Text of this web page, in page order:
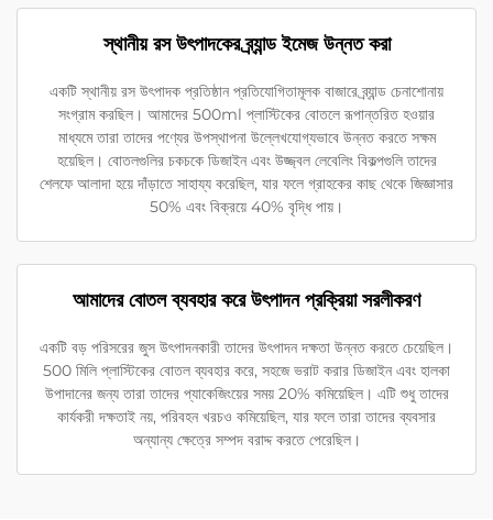
স্থানীয় রস উৎপাদকের ব্র্যান্ড ইমেজ উন্নত করা
একটি স্থানীয় রস উৎপাদক প্রতিষ্ঠান প্রতিযোগিতামূলক বাজারে ব্র্যান্ড চেনাশোনায়
সংগ্রাম করছিল। আমাদের 500ml প্লাস্টিকের বোতলে রূপান্তরিত হওয়ার
মাধ্যমে তারা তাদের পণ্যের উপস্থাপনা উল্লেখযোগ্যভাবে উন্নত করতে সক্ষম
হয়েছিল। বোতলগুলির চকচকে ডিজাইন এবং উজ্জ্বল লেবেলিং বিকল্পগুলি তাদের
শেলফে আলাদা হয়ে দাঁড়াতে সাহায্য করেছিল, যার ফলে গ্রাহকের কাছ থেকে জিজ্ঞাসার
50% এবং বিক্রয়ে 40% বৃদ্ধি পায়।
আমাদের বোতল ব্যবহার করে উৎপাদন প্রক্রিয়া সরলীকরণ
একটি বড় পরিসরের জুস উৎপাদনকারী তাদের উৎপাদন দক্ষতা উন্নত করতে চেয়েছিল।
500 মিলি প্লাস্টিকের বোতল ব্যবহার করে, সহজে ভরাট করার ডিজাইন এবং হালকা
উপাদানের জন্য তারা তাদের প্যাকেজিংয়ের সময় 20% কমিয়েছিল। এটি শুধু তাদের
কার্যকরী দক্ষতাই নয়, পরিবহন খরচও কমিয়েছিল, যার ফলে তারা তাদের ব্যবসার
অন্যান্য ক্ষেত্রে সম্পদ বরাদ্দ করতে পেরেছিল।